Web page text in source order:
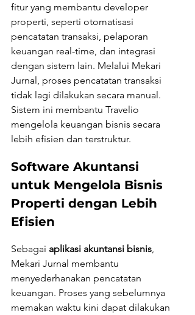
fitur yang membantu developer
properti, seperti otomatisasi
pencatatan transaksi, pelaporan
keuangan real-time, dan integrasi
dengan sistem lain. Melalui Mekari
Jurnal, proses pencatatan transaksi
tidak lagi dilakukan secara manual.
Sistem ini membantu Travelio
mengelola keuangan bisnis secara
lebih efisien dan terstruktur.
Software Akuntansi
untuk Mengelola Bisnis
Properti dengan Lebih
Efisien
Sebagai aplikasi akuntansi bisnis,
Mekari Jurnal membantu
menyederhanakan pencatatan
keuangan. Proses yang sebelumnya
memakan waktu kini dapat dilakukan